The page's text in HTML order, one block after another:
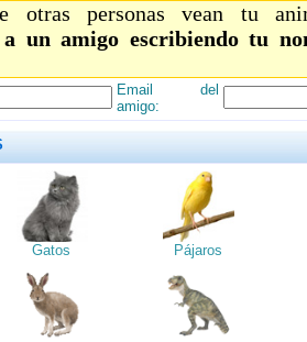
otras personas vean tu
a un amigo escribiendo tu
Email del
amigo:
Gatos Pájaros